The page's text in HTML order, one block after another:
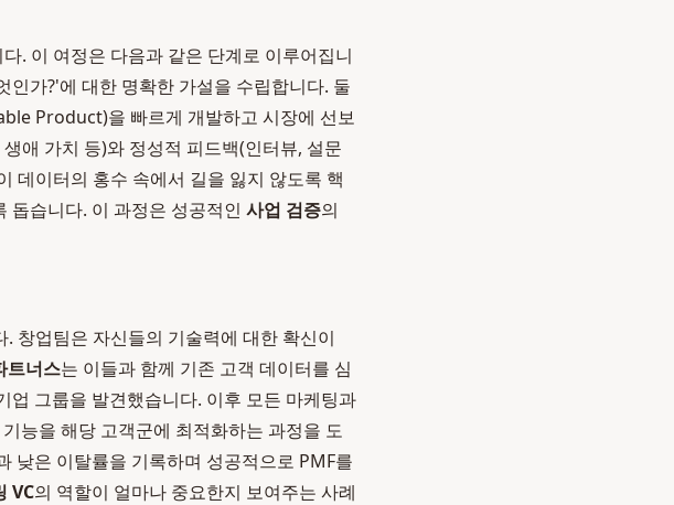
. 이 여정은 다음과 같은 단계로 이루어집니
가?'에 대한 명확한 가설을 수립합니다. 둘
Product)을 빠르게 개발하고 시장에 선보
애 가치 등)와 정성적 피드백(인터뷰, 설문
데이터의 홍수 속에서 길을 잃지 않도록 핵
돕습니다. 이 과정은 성공적인 사업 검증의
. 창업팀은 자신들의 기술력에 대한 확신이
트너스는 이들과 함께 기존 고객 데이터를 심
업 그룹을 발견했습니다. 이후 모든 마케팅과
능을 해당 고객군에 최적화하는 과정을 도
낮은 이탈률을 기록하며 성공적으로 PMF를
VC의 역할이 얼마나 중요한지 보여주는 사례